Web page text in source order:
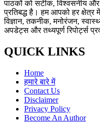
पाठकों को सटीक, विश्वसनीय और
प्रतिबद्ध है। हम आपको हर क्षेत्र
विज्ञान, तकनीक, मनोरंजन,
अपडेट्स और तथ्यपूर्ण रिपोर्ट्स
QUICK LINKS
Home
हमारे बारे में
Contact Us
Disclaimer
Privacy Policy
Become An Author